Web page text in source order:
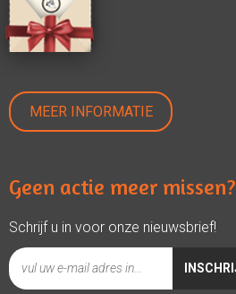
MEER INFORMATIE
Geen actie meer missen?
Schrijf u in voor onze nieuwsbrief!